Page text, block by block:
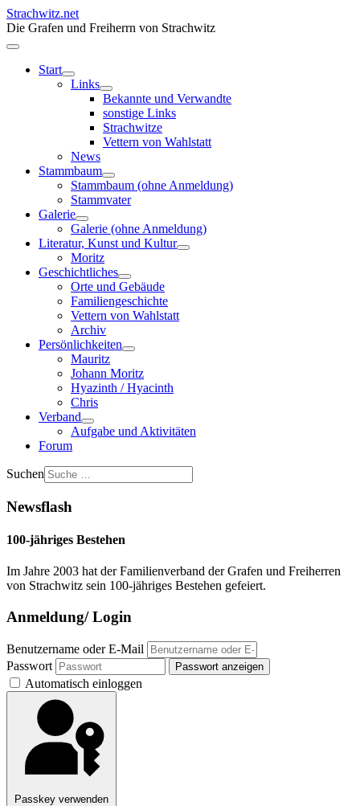
Strachwitz.net
Die Grafen und Freiherrn von Strachwitz
Start
Links
Bekannte und Verwandte
sonstige Links
Strachwitze
Vettern von Wahlstatt
News
Stammbaum
Stammbaum (ohne Anmeldung)
Stammvater
Galerie
Galerie (ohne Anmeldung)
Literatur, Kunst und Kultur
Moritz
Geschichtliches
Orte und Gebäude
Familiengeschichte
Vettern von Wahlstatt
Archiv
Persönlichkeiten
Mauritz
Johann Moritz
Hyazinth / Hyacinth
Chris
Verband
Aufgabe und Aktivitäten
Forum
Suchen
Newsflash
100-jähriges Bestehen
Im Jahre 2003 hat der Familienverband der Grafen und Freiherren
von Strachwitz sein 100-jähriges Bestehen gefeiert.
Anmeldung/ Login
Benutzername oder E-Mail
Passwort
Passwort anzeigen
Automatisch einloggen
Passkey verwenden